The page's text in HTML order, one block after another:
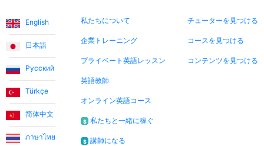
English
日本語
Русский
Türkçe
简体中文
ภาษาไทย
私たちについて
企業トレーニング
プライベート英語レッスン
英語教師
オンライン英語コース
$ 私たちと一緒に稼ぐ
$ 講師になる
チューターを見つける
コースを見つける
コンテンツを見つける